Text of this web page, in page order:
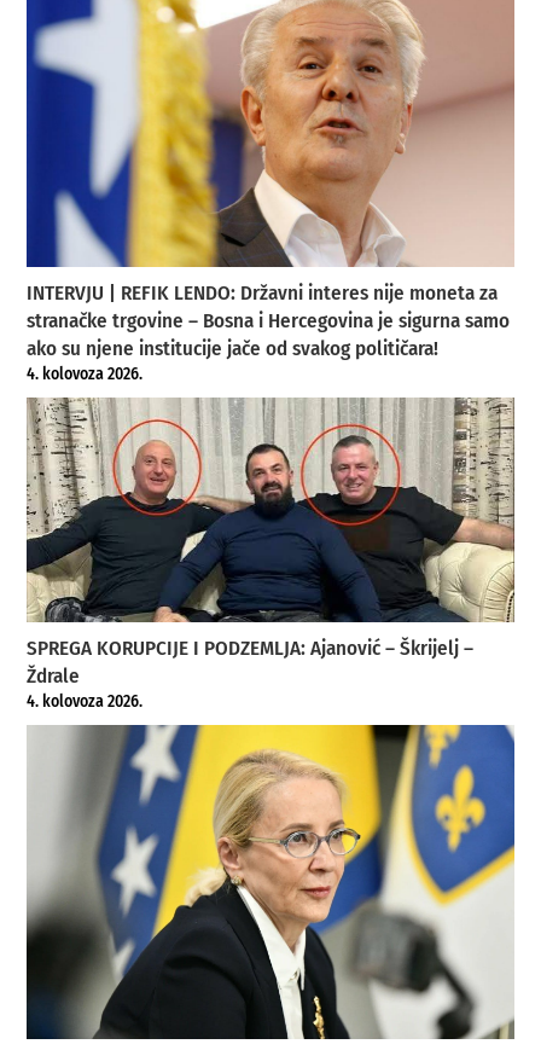
INTERVJU | REFIK LENDO: Državni interes nije moneta za
stranačke trgovine – Bosna i Hercegovina je sigurna samo
ako su njene institucije jače od svakog političara!
4. kolovoza 2026.
SPREGA KORUPCIJE I PODZEMLJA: Ajanović – Škrijelj –
Ždrale
4. kolovoza 2026.